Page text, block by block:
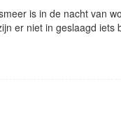
is in de nacht van
er niet in geslaagd iets